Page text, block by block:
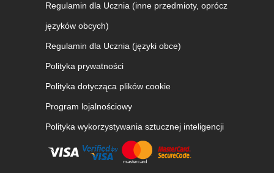
Regulamin dla Ucznia (inne przedmioty, oprócz
języków obcych)
Regulamin dla Ucznia (języki obce)
Polityka prywatności
Polityka dotycząca plików cookie
Program lojalnościowy
Polityka wykorzystywania sztucznej inteligencji